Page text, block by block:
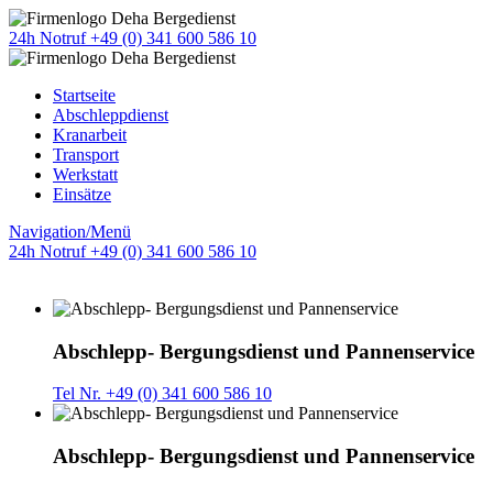
24h Notruf +49 (0) 341 600 586 10
Startseite
Abschleppdienst
Kranarbeit
Transport
Werkstatt
Einsätze
Navigation/Menü
24h Notruf +49 (0) 341 600 586 10
Abschlepp- Bergungsdienst und Pannenservice
Tel Nr. +49 (0) 341 600 586 10
Abschlepp- Bergungsdienst und Pannenservice